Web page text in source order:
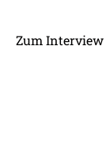
Zum Interview